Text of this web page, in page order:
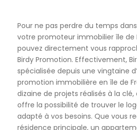
Pour ne pas perdre du temps
votre promoteur immobilier île de
pouvez directement vous
Birdy Promotion. Effectivement,
spécialisée depuis une vingtaine
promotion immobilière en île de
dizaine de projets réalisés à la
offre la possibilité de trouver le
adapté à vos besoins. Que vous
résidence principale, un